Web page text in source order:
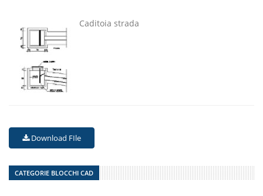
Caditoia strada
Download FIle
CATEGORIE BLOCCHI CAD